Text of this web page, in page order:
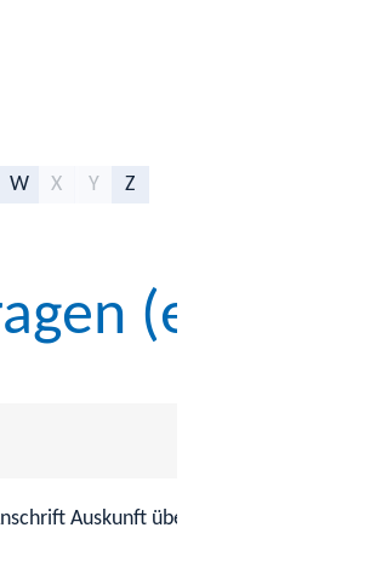
W X Y Z
(erweitert)
Auskunft über: